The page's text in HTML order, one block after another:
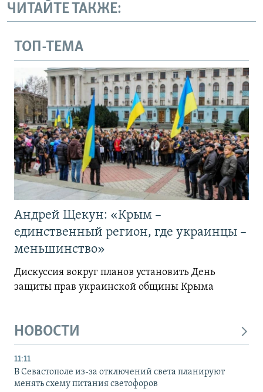
ЧИТАЙТЕ ТАКЖЕ:
ТОП-ТЕМА
Андрей Щекун: «Крым –
единственный регион, где украинцы –
меньшинство»
Дискуссия вокруг планов установить День
защиты прав украинской общины Крыма
НОВОСТИ
11:11
В Севастополе из-за отключений света планируют
менять схему питания светофоров